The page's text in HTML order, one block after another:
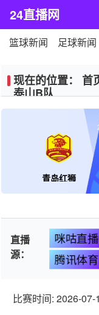
24直播网
篮球新闻 足球新闻
现在的位置： 首
泰山B队
青岛红狮
直播
源：
咪咕直
腾讯体
比赛时间: 2026-07-